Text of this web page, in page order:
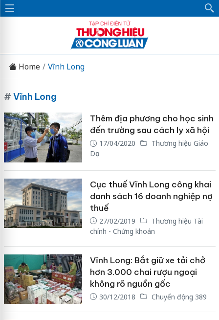
Home Vĩnh Long
# Vĩnh Long
Thêm địa phương cho học sinh
đến trường sau cách ly xã hội
17/04/2020
Thương hiệu Giáo
Dục
Cục thuế Vĩnh Long công khai
danh sách 16 doanh nghiệp nợ
thuế
27/02/2019
Thương hiệu Tài
chính - Chứng khoán
Vĩnh Long: Bắt giữ xe tải chở
hơn 3.000 chai rượu ngoại
không rõ nguồn gốc
30/12/2018 Chuyển động 389